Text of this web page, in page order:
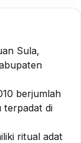
Sula,
berjumlah
terpadat di
ritual adat